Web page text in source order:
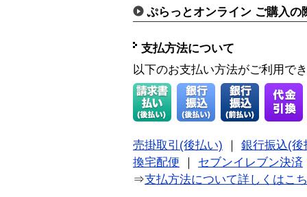
ぷらっとオンライン ご購入の
支払方法について
以下のお支払い方法がご利用で
売掛取引(後払い)
銀行振込(後
換宅配便
セブンイレブン決済
⇒支払方法について詳しくはこ